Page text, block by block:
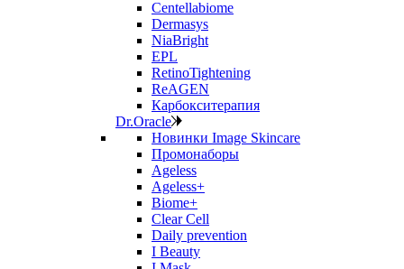
Centellabiome
Dermasys
NiaBright
EPL
RetinoTightening
ReAGEN
Карбокситерапия
Dr.Oracle
Новинки Image Skincare
Промонаборы
Ageless
Ageless+
Biome+
Clear Cell
Daily prevention
I Beauty